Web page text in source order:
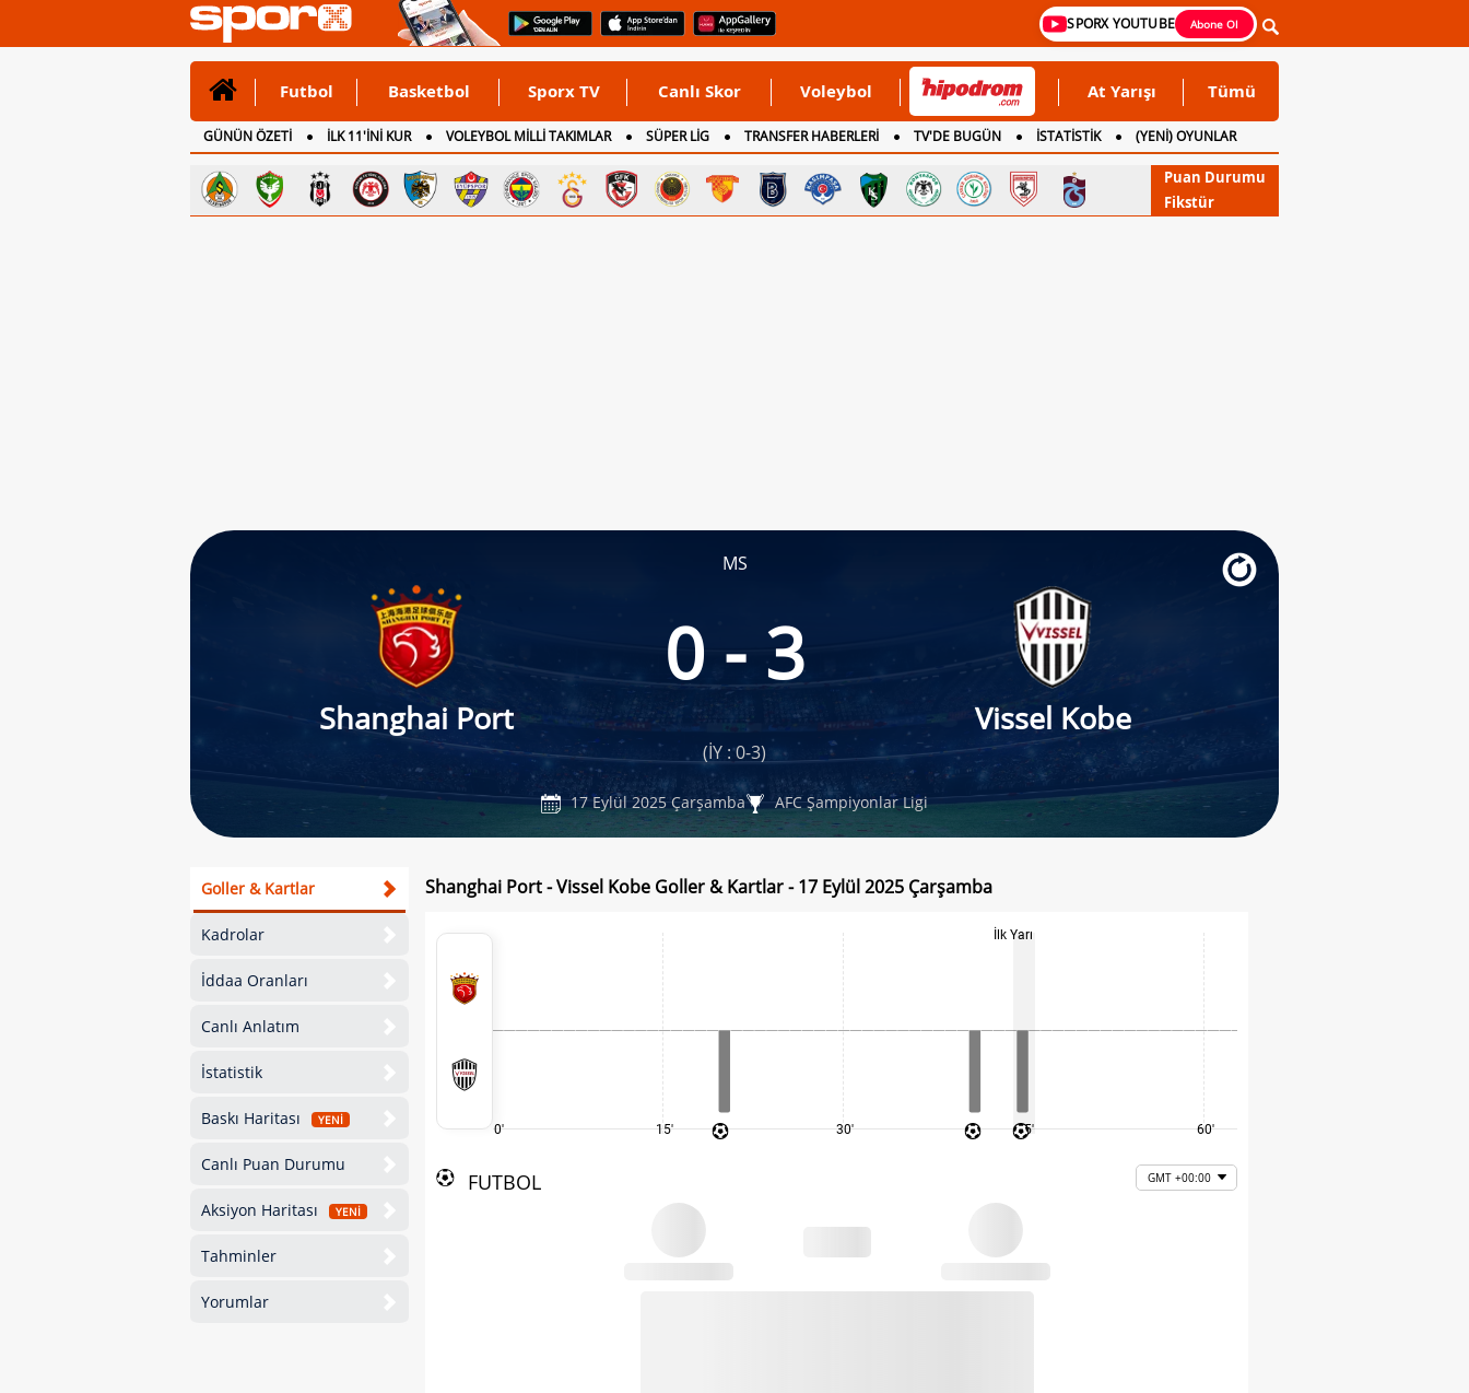
SPORX YOUTUBE Abone Ol
Futbol Basketbol Sporx TV Canlı Skor Voleybol At Yarışı Tümü
GÜNÜN ÖZETİ İLK 11'İNİ KUR VOLEYBOL MİLLİ TAKIMLAR SÜPER LİG TRANSFER HABERLERİ TV'DE BUGÜN İSTATİSTİK
(YENİ) OYUNLAR
CANLI ANLATIM
İNGİLTERE
Puan Durumu
Fikstür
MS
Shanghai Port
0 - 3
Vissel Kobe
(İY : 0-3)
17 Eylül 2025 Çarşamba AFC Şampiyonlar Ligi
Goller & Kartlar
Kadrolar
İddaa Oranları
Canlı Anlatım
İstatistik
Baskı Haritası YENİ
Canlı Puan Durumu
Aksiyon Haritası YENİ
Tahminler
Yorumlar
Shanghai Port - Vissel Kobe Goller & Kartlar - 17 Eylül 2025 Çarşamba
0' 15' 30'
İlk Yarı
45' 60'
FUTBOL GMT +00:00